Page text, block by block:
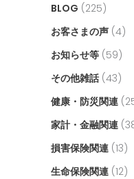
BLOG (225)
お客さまの声 (4)
お知らせ等 (59)
その他雑話(43)
健康・防災関連
家計・金融関連
損害保険関連 (13)
生命保険関連 (12)